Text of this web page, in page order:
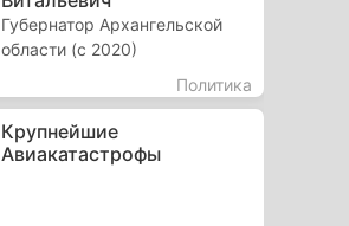
Губернатор Архангельской
области (с 2020)
Политика
Крупнейшие
Авиакатастрофы